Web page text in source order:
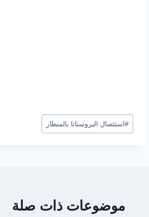
وسوم
المقال:
#استئصال البروستاتا بالمنظار
موضوعات ذات صلة